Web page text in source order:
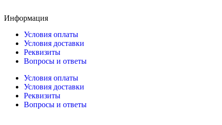
Информация
Условия оплаты
Условия доставки
Реквизиты
Вопросы и ответы
Условия оплаты
Условия доставки
Реквизиты
Вопросы и ответы